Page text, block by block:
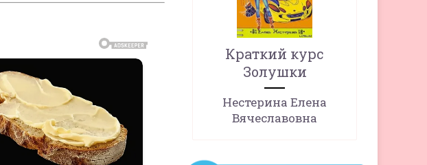
Краткий курс
Золушки
Нестерина Елена
Вячеславовна